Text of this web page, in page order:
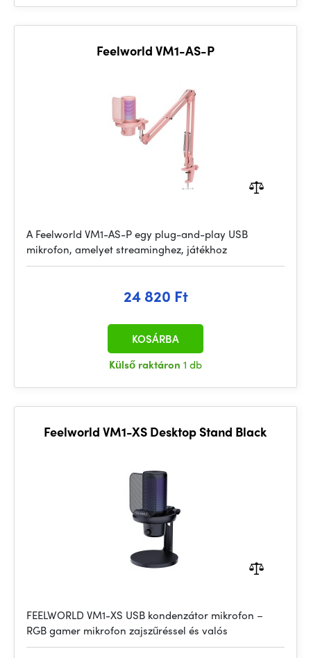
Feelworld VM1-AS-P
A Feelworld VM1-AS-P egy plug-and-play USB
mikrofon, amelyet streaminghez, játékhoz
24 820 Ft
Külső raktáron 1 db
KOSÁRBA
Feelworld VM1-XS Desktop Stand Black
FEELWORLD VM1-XS USB kondenzátor mikrofon –
RGB gamer mikrofon zajszűréssel és valós